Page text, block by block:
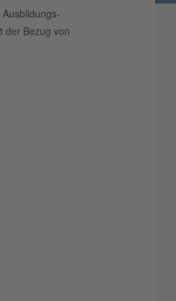
der Bezug von